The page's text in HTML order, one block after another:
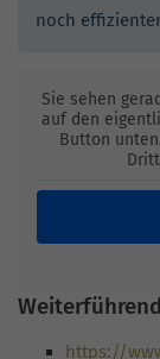
noch
Sie sehen
auf den
Button
https://